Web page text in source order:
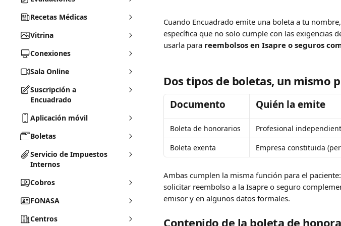
Recetas Médicas
Vitrina
Conexiones
Sala Online
Suscripción a
Encuadrado
Aplicación móvil
Boletas
Servicio de Impuestos
Internos
Cobros
FONASA
Centros
Cuando Encuadrado emite una boleta a tu
específica que no solo cumple con las
usarla para reembolsos en Isapre o seguros
Dos tipos de boletas, un mismo
Documento Quién la emite
Boleta de honorarios
Profesional
Boleta exenta
Empresa constituida
Ambas cumplen la misma función para el
solicitar reembolso a la Isapre o seguro
emisor y en algunos datos formales.
Contenido de la boleta de